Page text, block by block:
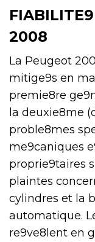
2008
La Peugeot
mitige9s en
premie8re
la deuxie8me
proble8mes
me9caniques
proprie9taires
plaintes
cylindres et la
automatique.
re9ve8lent en